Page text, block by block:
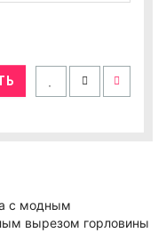
с модным
вырезом горловины